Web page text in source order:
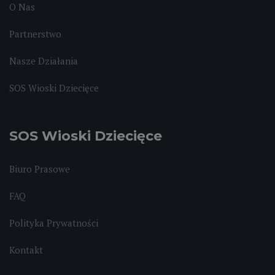
O Nas
Partnerstwo
Nasze Działania
SOS Wioski Dziecięce
SOS Wioski Dziecięce
Biuro Prasowe
FAQ
Polityka Prywatności
Kontakt